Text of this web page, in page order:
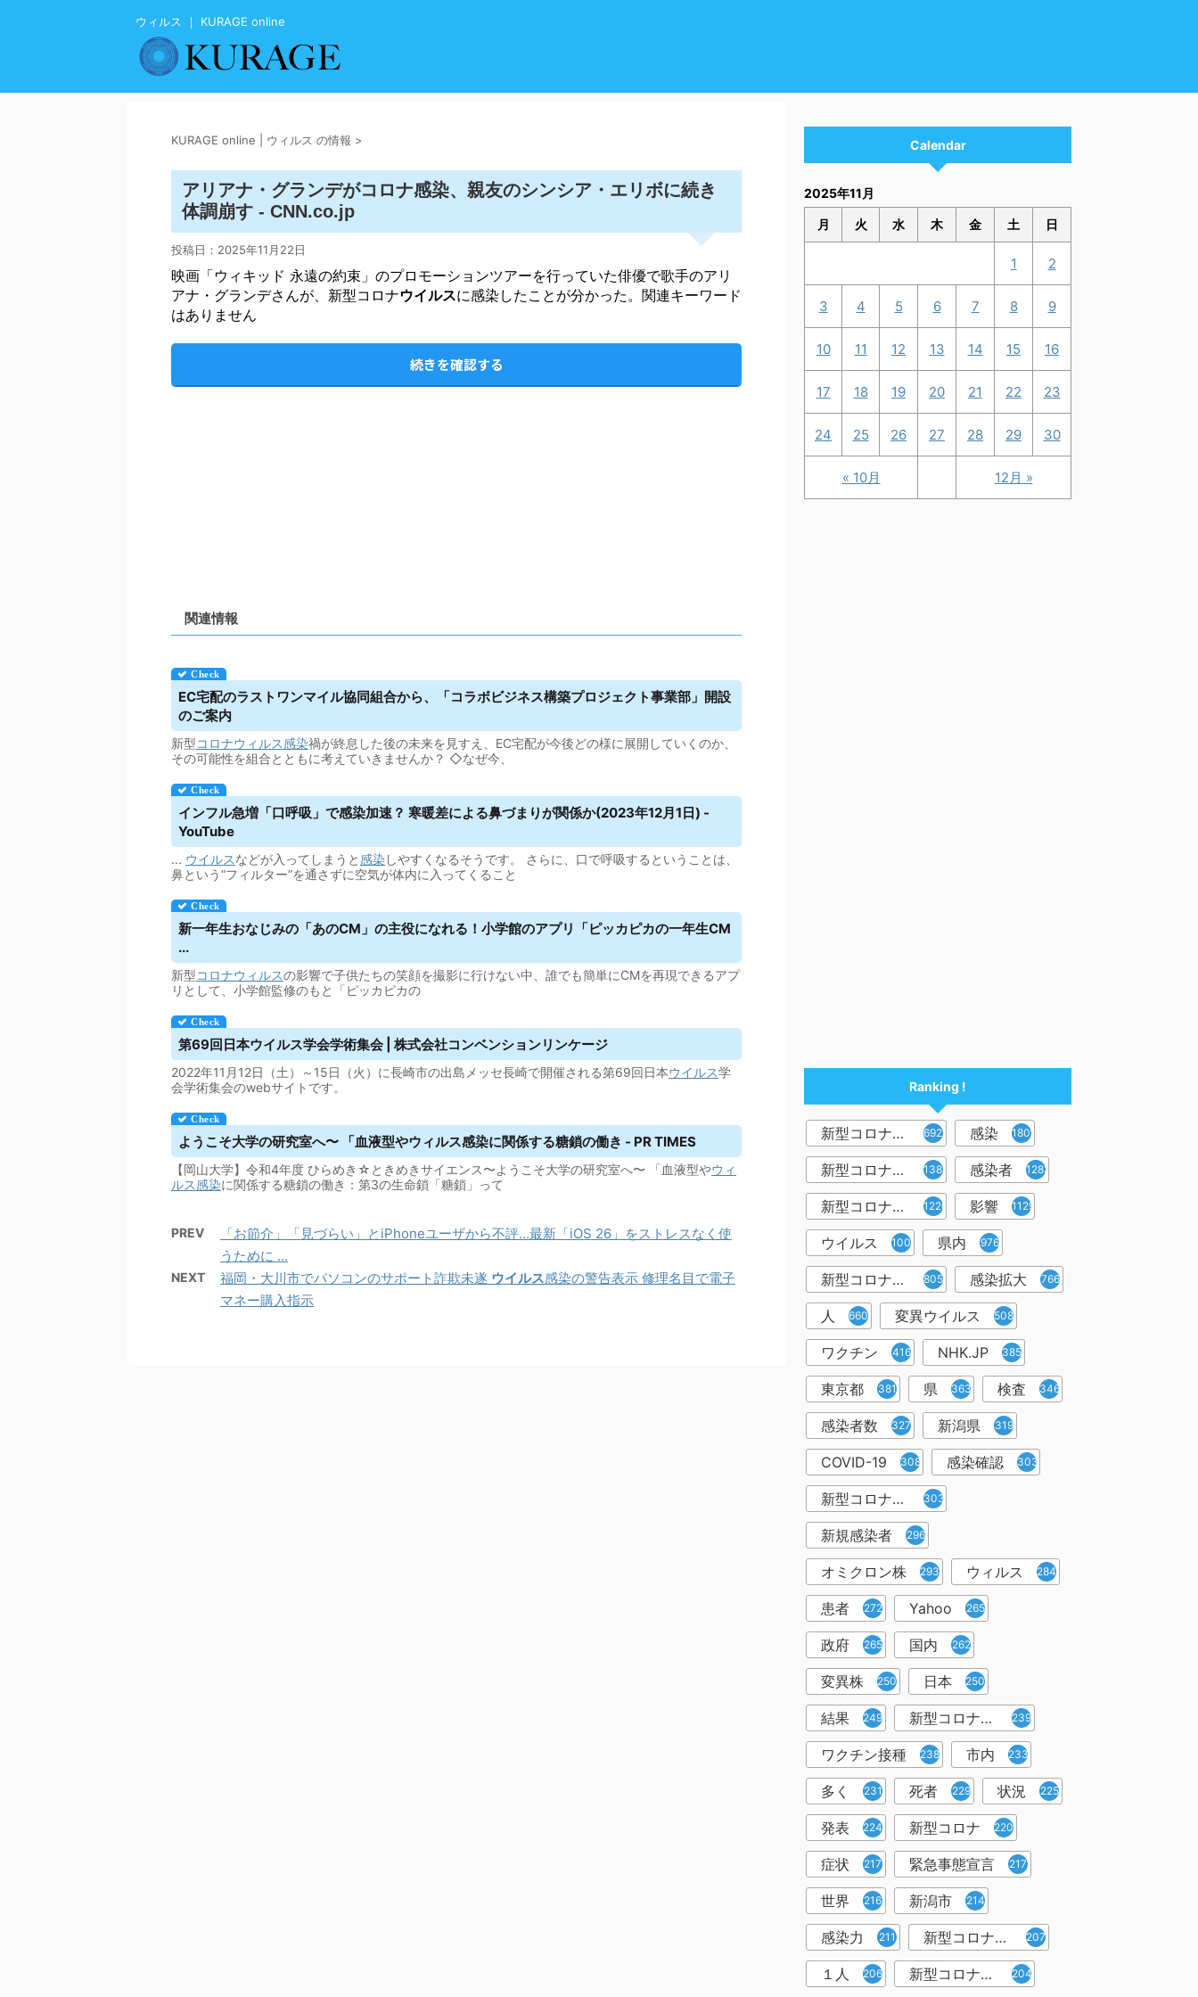
ウィルス ｜ KURAGE online
KURAGE online | ウィルス の情報 >
アリアナ・グランデがコロナ感染、親友のシンシア・エリボに続き
体調崩す - CNN.co.jp
投稿日： 2025年11月22日
映画「ウィキッド 永遠の約束」のプロモーションツアーを行っていた俳優で歌手のアリ
アナ・グランデさんが、新型コロナウイルスに感染したことが分かった。関連キーワード
はありません
続きを確認する
関連情報
EC宅配のラストワンマイル協同組合から、「コラボビジネス構築プロジェクト事業部」開設
のご案内
新型コロナウィルス感染禍が終息した後の未来を見すえ、EC宅配が今後どの様に展開していくのか、
その可能性を組合とともに考えていきませんか？ ◇なぜ今、
インフル急増「口呼吸」で感染加速？ 寒暖差による鼻づまりが関係か(2023年12月1日) -
YouTube
... ウイルスなどが入ってしまうと 感染 しやすくなるそうです。 さらに、口で呼吸するということは、
鼻という“フィルター”を通さずに空気が体内に入ってくること
新一年生おなじみの「あのCM」の主役になれる！小学館のアプリ「ピッカピカの一年生CM
...
新型コロナウィルスの影響で子供たちの笑顔を撮影に行けない中、誰でも簡単にCMを再現できるアプ
リとして、小学館監修のもと「ピッカピカの
第69回日本ウイルス学会学術集会 | 株式会社コンベンションリンケージ
2022年11月12日（土）～15日（火）に長崎市の出島メッセ長崎で開催される第69回日本ウイルス学
会学術集会のwebサイトです。
ようこそ大学の研究室へ〜 「血液型やウィルス感染に関係する糖鎖の働き - PR TIMES
【岡山大学】令和4年度 ひらめき☆ときめきサイエンス〜ようこそ大学の研究室へ〜 「血液型やウィ
ルス感染に関係する糖鎖の働き：第3の生命鎖「糖鎖」って
PREV
「お節介」「見づらい」とiPhoneユーザから不評…最新「iOS 26」をストレスなく使
うために ...
NEXT 福岡・大川市でパソコンのサポート詐欺未遂 ウイルス感染の警告表示 修理名目で電子
マネー購入指示
Calendar
2025年11月
月 火 水 木 金 土 日
« 10月 12月 »
1 2
3 4 5 6 7 8 9
10 11 12 13 14 15 16
17 18 19 20 21 22 23
24 25 26 27 28 29 30
Ranking !
新型コロナウイルス 6921 感染 1809
新型コロナウィルス 1382 感染者 1283
新型コロナウイルス感染症 1226 影響 1129
ウイルス 1001 県内 976
新型コロナウイルス感染 805 感染拡大 766
人 660 変異ウイルス 508
ワクチン 416 NHK.JP 385
東京都 381 県 363 検査 346
感染者数 327 新潟県 319
COVID-19 308 感染確認 303
新型コロナウィルス感染症 303
新規感染者 296
オミクロン株 293 ウィルス 284
患者 272 Yahoo 265
政府 265 国内 262
変異株 250 日本 250
結果 249 新型コロナウイルスワクチン 239
ワクチン接種 238 市内 233
多く 231 死者 229 状況 225
発表 224 新型コロナ 220
症状 217 緊急事態宣言 217
世界 216 新潟市 214
感染力 211 新型コロナウイルス感染者 207
１人 206 新型コロナウイルス対策 204